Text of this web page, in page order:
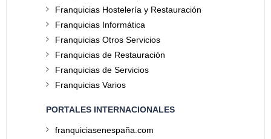
Franquicias Hostelería y Restauración
Franquicias Informática
Franquicias Otros Servicios
Franquicias de Restauración
Franquicias de Servicios
Franquicias Varios
PORTALES INTERNACIONALES
franquiciasenespaña.com